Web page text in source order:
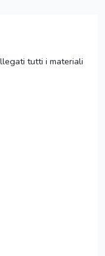
tutti i materiali